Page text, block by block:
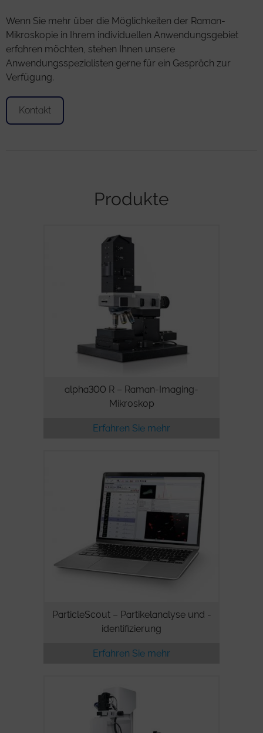
Wenn Sie mehr über die Möglichkeiten der Raman-
Mikroskopie in Ihrem individuellen Anwendungsgebiet
erfahren möchten, stehen Ihnen unsere
Anwendungsspezialisten gerne für ein Gespräch zur
Verfügung.
Kontakt
Produkte
alpha300 R – Raman-Imaging-
Mikroskop
Erfahren Sie mehr
ParticleScout – Partikelanalyse und -
identifizierung
Erfahren Sie mehr